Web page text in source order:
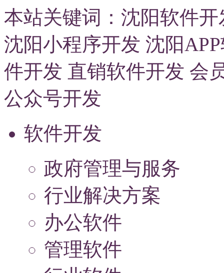
本站关键词： 沈阳软件开
沈阳小程序开发 沈阳
件开发 直销软件开发 会
公众号开发
软件开发
政府管理与服务
行业解决方案
办公软件
管理软件